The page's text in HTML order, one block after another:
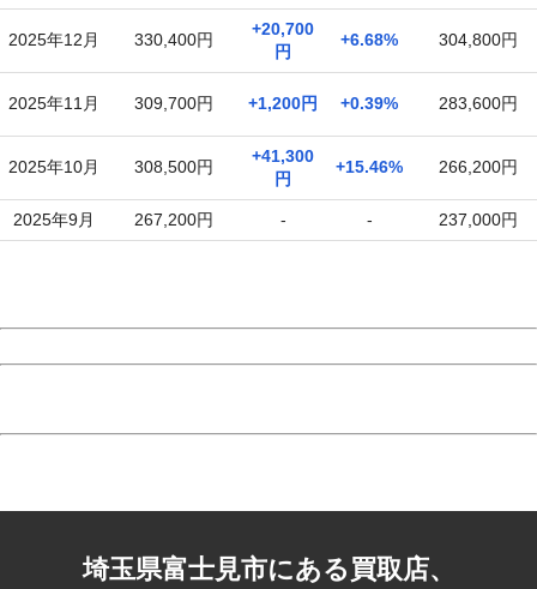
2025年12月 330,400円
+20,700
円
+6.68% 304,800円
2025年11月 309,700円 +1,200円 +0.39% 283,600円
2025年10月 308,500円
+41,300
円
+15.46% 266,200円
2025年9月 267,200円 - - 237,000円
埼玉県富士見市にある買取店、